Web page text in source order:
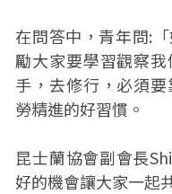
在問答中，青年問:
勵大家要學習觀察
手，去修行，必須
勞精進的好習慣。
昆士蘭協會副會長
好的機會讓大家一起